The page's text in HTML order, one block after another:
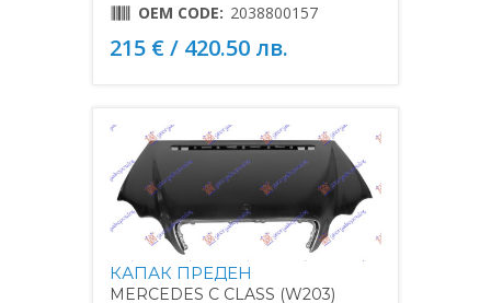
OEM CODE: 2038800157
215 € / 420.50 лв.
КАПАК ПРЕДЕН
MERCEDES C CLASS (W203)